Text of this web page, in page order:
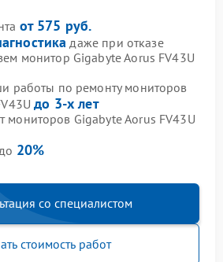
от 575 руб.
даже при отказе
монитор Gigabyte Aorus FV43U
работы по ремонту мониторов
до 3-х лет
мониторов Gigabyte Aorus FV43U
20%
со специалистом
стоимость работ